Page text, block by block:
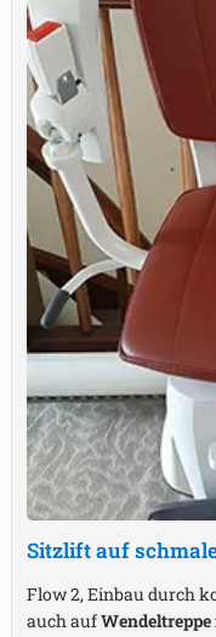
Sitzlift auf
Flow 2, Einbau durch
auch auf